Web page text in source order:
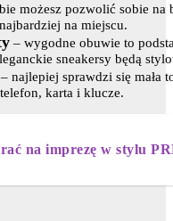
możesz pozwolić sobie na
na miejscu.
– wygodne obuwie to
sneakersy będą
– najlepiej sprawdzi się mała
karta i klucze.
na imprezę w stylu